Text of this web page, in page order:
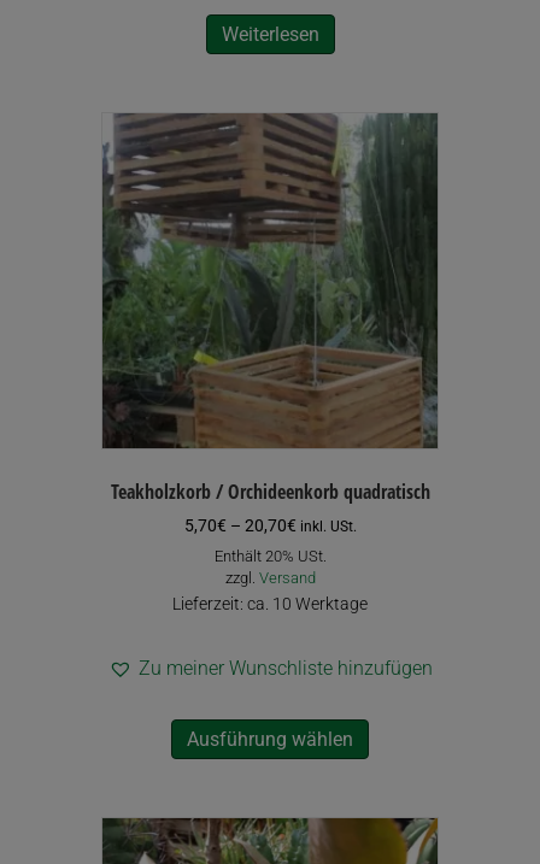
Weiterlesen
Teakholzkorb / Orchideenkorb quadratisch
5,70€ – 20,70€Preisspanne:
5,70€
bis
20,70€
inkl. USt.
Enthält 20% USt.
zzgl. Versand
Lieferzeit: ca. 10 Werktage
Zu meiner Wunschliste hinzufügen
Ausführung wählen
Varianten